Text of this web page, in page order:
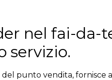
nel fai-da-
servizio.
punto vendita, fornisce